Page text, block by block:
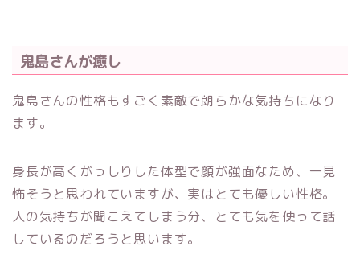
鬼島さんが癒し
鬼島さんの性格もすごく素敵で朗らかな気持ちになり
ます。
身長が高くがっしりした体型で顔が強面なため、一見
怖そうと思われていますが、実はとても優しい性格。
人の気持ちが聞こえてしまう分、とても気を使って話
しているのだろうと思います。